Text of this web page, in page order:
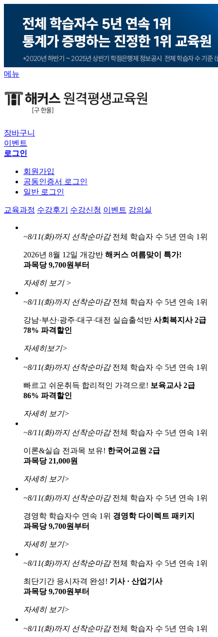
메뉴
장바구니
이벤트
로그인
회원가입
공동인증서 로그인
일반 로그인
교육과정 수강후기 수강신청 이벤트 강의실
~8/11(화)까지 선착순마감전체 학습자 수 5년 연속 1위
2026년 8월 12일 개강반 해커스 여름맞이 특가!
과목당 9,700원부터
자세히 보기 >
~8/11(화)까지 선착순마감전체 학습자 수 5년 연속 1위
강남·부산·광주·대구·대전 실습출석반 사회복지사 2급
78% 파격할인
자세히보기>
~8/11(화)까지 선착순마감전체 학습자 수 5년 연속 1위
빠르고 쉬운취득 합리적인 가격으로! 보육교사 2급
86% 파격할인
자세히 보기>
~8/11(화)까지 선착순마감전체 학습자 수 5년 연속 1위
이론&실습 전과목 보유! 한국어교원 2급
과목당 21,000원
자세히 보기>
~8/11(화)까지 선착순마감전체 학습자 수 5년 연속 1위
경영학 학습자수 연속 1위 경영학 다이렉트 패키지
과목당 9,700원부터
자세히 보기>
~8/11(화)까지 선착순마감전체 학습자 수 5년 연속 1위
최단기간 응시자격 완성! 기사 · 산업기사
과목당 9,700원부터
자세히 보기>
~8/11(화)까지 선착순마감전체 학습자 수 5년 연속 1위